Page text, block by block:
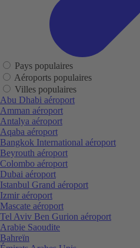
Pays populaires
Aéroports populaires
Villes populaires
Abu Dhabi aéroport
Amman aéroport
Antalya aéroport
Aqaba aéroport
Bangkok International aéroport
Beyrouth aéroport
Colombo aéroport
Dubai aéroport
Istanbul Grand aéroport
Izmir aéroport
Mascate aéroport
Tel Aviv Ben Gurion aéroport
Arabie Saoudite
Bahreïn